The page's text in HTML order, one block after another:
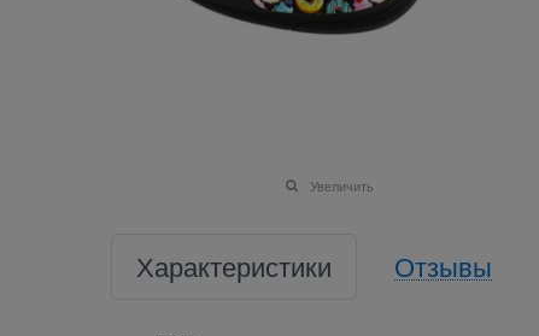
Увеличить
Характеристики Отзывы